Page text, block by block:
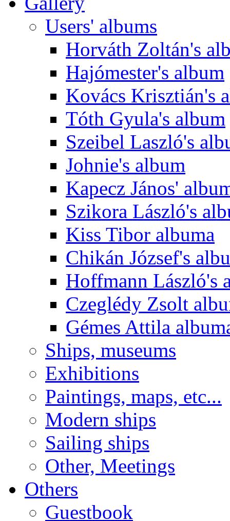
Users' albums
Horváth Zoltán's
Hajómester's album
Kovács Krisztián's
Tóth Gyula's album
Szeibel Laszló's
Johnie's album
Kapecz János'
Szikora László's
Kiss Tibor albuma
Chikán József's
Hoffmann László's
Czeglédy Zsolt
Gémes Attila
Ships, museums
Exhibitions
Paintings, maps, etc...
Modern ships
Sailing ships
Other, Meetings
Others
Guestbook